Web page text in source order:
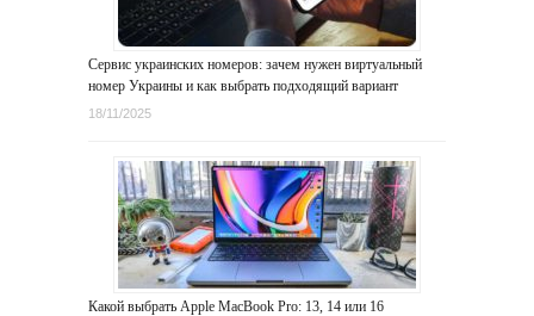
Сервис украинских номеров: зачем нужен виртуальный
номер Украины и как выбрать подходящий вариант
18/11/2025
Какой выбрать Apple MacBook Pro: 13, 14 или 16